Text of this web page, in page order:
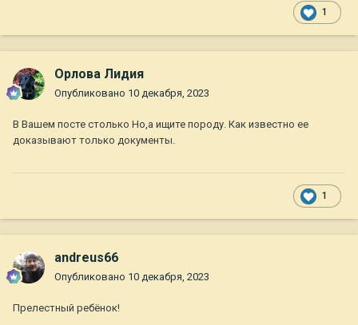
1
Орлова Лидия
Опубликовано 10 декабря, 2023
В Вашем посте столько Но,а ищите породу. Как известно ее
доказывают только документы.
1
andreus66
Опубликовано 10 декабря, 2023
Прелестный ребёнок!